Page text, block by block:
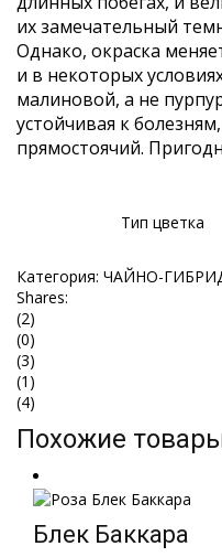
их замечательный
Однако, окраска
и в некоторых
малиновой, а не
устойчивая к
прямостоячий.
Тип цветка
Категория: ЧАЙНО-
Shares:
(2)
(0)
(3)
(1)
(4)
Похожие
Блек Баккара